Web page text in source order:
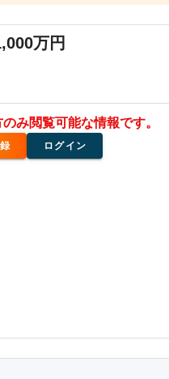
万円
み閲覧可能な情報です。
ログイン